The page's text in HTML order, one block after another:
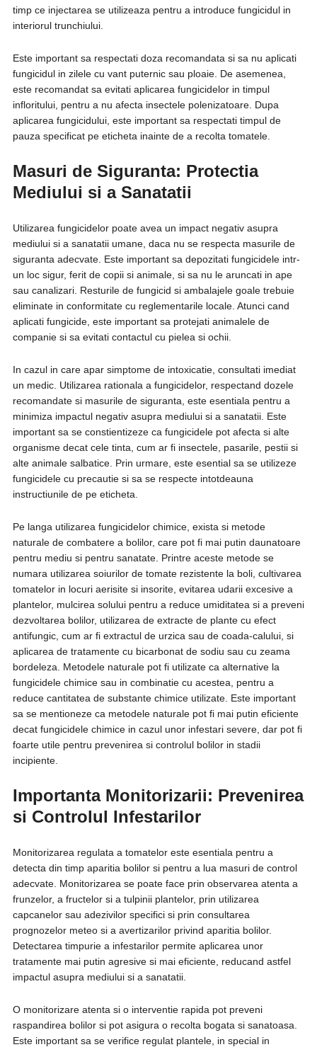
timp ce injectarea se utilizeaza pentru a introduce fungicidul in
interiorul trunchiului.
Este important sa respectati doza recomandata si sa nu aplicati
fungicidul in zilele cu vant puternic sau ploaie. De asemenea,
este recomandat sa evitati aplicarea fungicidelor in timpul
infloritului, pentru a nu afecta insectele polenizatoare. Dupa
aplicarea fungicidului, este important sa respectati timpul de
pauza specificat pe eticheta inainte de a recolta tomatele.
Masuri de Siguranta: Protectia
Mediului si a Sanatatii
Utilizarea fungicidelor poate avea un impact negativ asupra
mediului si a sanatatii umane, daca nu se respecta masurile de
siguranta adecvate. Este important sa depozitati fungicidele intr-
un loc sigur, ferit de copii si animale, si sa nu le aruncati in ape
sau canalizari. Resturile de fungicid si ambalajele goale trebuie
eliminate in conformitate cu reglementarile locale. Atunci cand
aplicati fungicide, este important sa protejati animalele de
companie si sa evitati contactul cu pielea si ochii.
In cazul in care apar simptome de intoxicatie, consultati imediat
un medic. Utilizarea rationala a fungicidelor, respectand dozele
recomandate si masurile de siguranta, este esentiala pentru a
minimiza impactul negativ asupra mediului si a sanatatii. Este
important sa se constientizeze ca fungicidele pot afecta si alte
organisme decat cele tinta, cum ar fi insectele, pasarile, pestii si
alte animale salbatice. Prin urmare, este esential sa se utilizeze
fungicidele cu precautie si sa se respecte intotdeauna
instructiunile de pe eticheta.
Pe langa utilizarea fungicidelor chimice, exista si metode
naturale de combatere a bolilor, care pot fi mai putin daunatoare
pentru mediu si pentru sanatate. Printre aceste metode se
numara utilizarea soiurilor de tomate rezistente la boli, cultivarea
tomatelor in locuri aerisite si insorite, evitarea udarii excesive a
plantelor, mulcirea solului pentru a reduce umiditatea si a preveni
dezvoltarea bolilor, utilizarea de extracte de plante cu efect
antifungic, cum ar fi extractul de urzica sau de coada-calului, si
aplicarea de tratamente cu bicarbonat de sodiu sau cu zeama
bordeleza. Metodele naturale pot fi utilizate ca alternative la
fungicidele chimice sau in combinatie cu acestea, pentru a
reduce cantitatea de substante chimice utilizate. Este important
sa se mentioneze ca metodele naturale pot fi mai putin eficiente
decat fungicidele chimice in cazul unor infestari severe, dar pot fi
foarte utile pentru prevenirea si controlul bolilor in stadii
incipiente.
Importanta Monitorizarii: Prevenirea
si Controlul Infestarilor
Monitorizarea regulata a tomatelor este esentiala pentru a
detecta din timp aparitia bolilor si pentru a lua masuri de control
adecvate. Monitorizarea se poate face prin observarea atenta a
frunzelor, a fructelor si a tulpinii plantelor, prin utilizarea
capcanelor sau adezivilor specifici si prin consultarea
prognozelor meteo si a avertizarilor privind aparitia bolilor.
Detectarea timpurie a infestarilor permite aplicarea unor
tratamente mai putin agresive si mai eficiente, reducand astfel
impactul asupra mediului si a sanatatii.
O monitorizare atenta si o interventie rapida pot preveni
raspandirea bolilor si pot asigura o recolta bogata si sanatoasa.
Este important sa se verifice regulat plantele, in special in